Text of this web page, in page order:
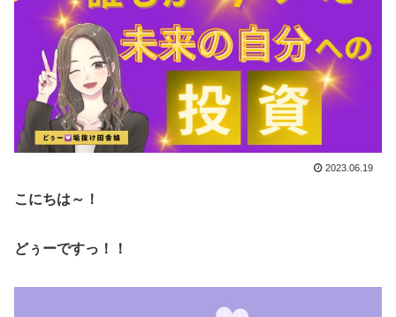
2023.06.19
こにちは～！
どぅーですっ！！